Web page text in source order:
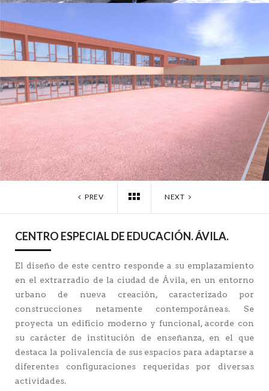
PREV NEXT
CENTRO ESPECIAL DE EDUCACIÓN. ÁVILA.
El diseño de este centro responde a su emplazamiento
en el extrarradio de la ciudad de Ávila, en un entorno
urbano de nueva creación, caracterizado por
construcciones netamente contemporáneas. Se
proyecta un edificio moderno y funcional, acorde con
su carácter de institución de enseñanza, en el que
destaca la polivalencia de sus espacios para adaptarse a
diferentes configuraciones requeridas por diversas
actividades.